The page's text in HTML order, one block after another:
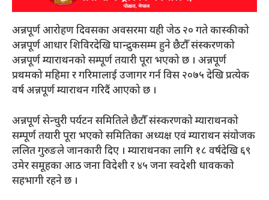
अन्नपूर्ण आरोहण दिवसका अवसरमा यही जेठ २० गते कास्कीको
अन्नपूर्ण आधार शिविरदेखि घान्द्रुकसम्म हुने छैटौँ संस्करणको
अन्नपूर्ण म्याराथनको सम्पूर्ण तयारी पूरा भएको छ । अन्नपूर्ण
प्रथमको महिमा र गरिमालाई उजागर गर्न विस २०७५ देखि प्रत्येक
वर्ष अन्नपूर्ण म्याराथन गरिदैं आएको छ ।
अन्नपूर्ण सेन्चुरी पर्यटन समितिले छैटौँ संस्करणको म्याराथनको
सम्पूर्ण तयारी पूरा भएको समितिका अध्यक्ष एवं म्याराथन संयोजक
ललित गुरुङले जानकारी दिए । म्याराथनका लागि १८ वर्षदेखि ६९
उमेर समूहका आठ जना विदेशी र ४५ जना स्वदेशी धावकको
सहभागी रहने छ ।